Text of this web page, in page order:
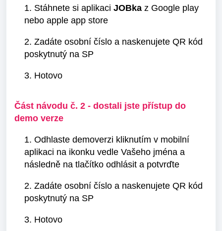
1. Stáhnete si aplikaci JOBka z Google play
nebo apple app store
2. Zadáte osobní číslo a naskenujete QR kód
poskytnutý na SP
3. Hotovo
Část návodu č. 2 - dostali jste přístup do
demo verze
1. Odhlaste demoverzi kliknutím v mobilní
aplikaci na ikonku vedle Vašeho jména a
následně na tlačítko odhlásit a potvrďte
2. Zadáte osobní číslo a naskenujete QR kód
poskytnutý na SP
3. Hotovo